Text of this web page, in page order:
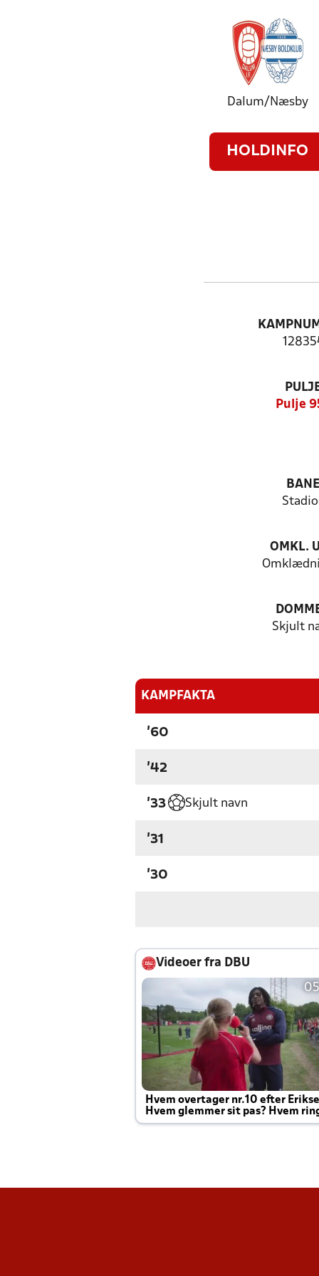
Dalum/Næsby
HOLDINFO
Pulje
BANE
OMKL.
Skjult
KAMPFAKTA
'60
'42
'33 Skjult navn
'31
'30
Videoer fra DBU
Hvem overtager nr.10 efter
Hvem glemmer sit pas? Hvem
Joachim altid til efter kampe?